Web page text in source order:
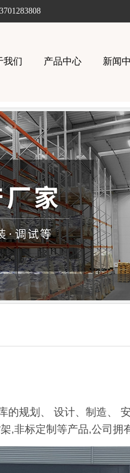
我们 产品中心 新闻
2
的规划、 设计、制造、
,非标定制等产品,公司拥